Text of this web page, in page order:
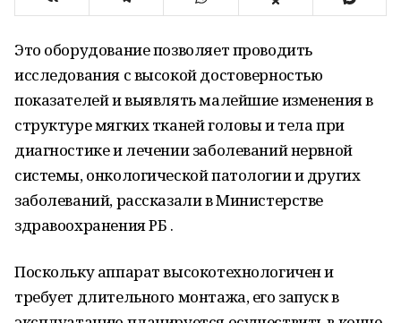
Это оборудование позволяет проводить
исследования с высокой достоверностью
показателей и выявлять малейшие изменения в
структуре мягких тканей головы и тела при
диагностике и лечении заболеваний нервной
системы, онкологической патологии и других
заболеваний, рассказали в Министерстве
здравоохранения РБ .
Поскольку аппарат высокотехнологичен и
требует длительного монтажа, его запуск в